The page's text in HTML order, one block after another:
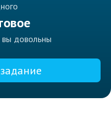
вы довольны